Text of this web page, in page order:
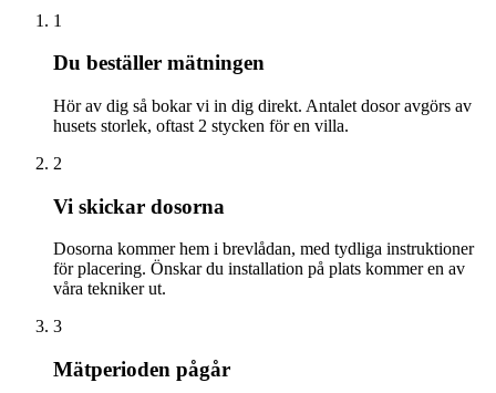
1
Du beställer mätningen
Hör av dig så bokar vi in dig direkt. Antalet dosor avgörs av
husets storlek, oftast 2 stycken för en villa.
2
Vi skickar dosorna
Dosorna kommer hem i brevlådan, med tydliga instruktioner
för placering. Önskar du installation på plats kommer en av
våra tekniker ut.
3
Mätperioden pågår